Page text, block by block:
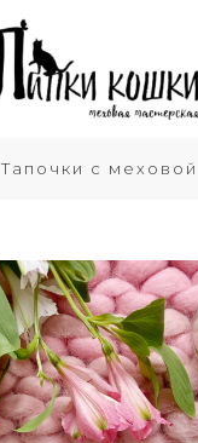
Тапочки с